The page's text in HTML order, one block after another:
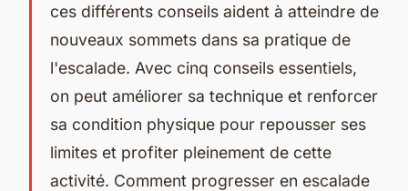
ces différents conseils aident à atteindre de
nouveaux sommets dans sa pratique de
l'escalade. Avec cinq conseils essentiels,
on peut améliorer sa technique et renforcer
sa condition physique pour repousser ses
limites et profiter pleinement de cette
activité. Comment progresser en escalade